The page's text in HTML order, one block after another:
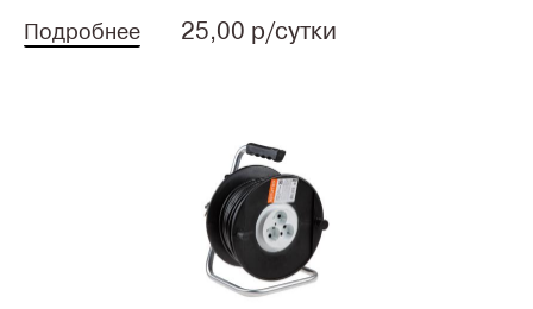
Подробнее 25,00 р/сутки